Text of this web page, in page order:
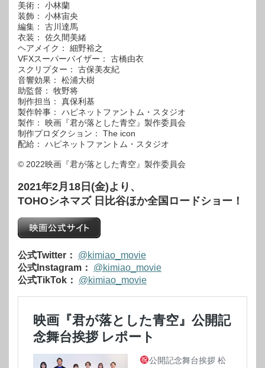
美術： 小林蘭
装飾： 小林宙央
編集： 古川達馬
衣装： 佐久間美緒
ヘアメイク： 細野裕之
VFXスーパーバイザー： 古橋由衣
スクリプター： 古保美友紀
音響効果： 松浦大樹
助監督： 牧野将
制作担当： 真保利基
製作幹事： ハピネットファントム・スタジオ
製作： 映画『君が落とした青空』製作委員会
制作プロダクション： The icon
配給： ハピネットファントム・スタジオ
© 2022映画『君が落とした青空』製作委員会
2021年2月18日(金)より、
TOHOシネマズ 日比谷ほか全国ロードショー！
公式Twitter：
@kimiao_movie
公式Instagram：
@kimiao_movie
公式TikTok：
@kimiao_movie